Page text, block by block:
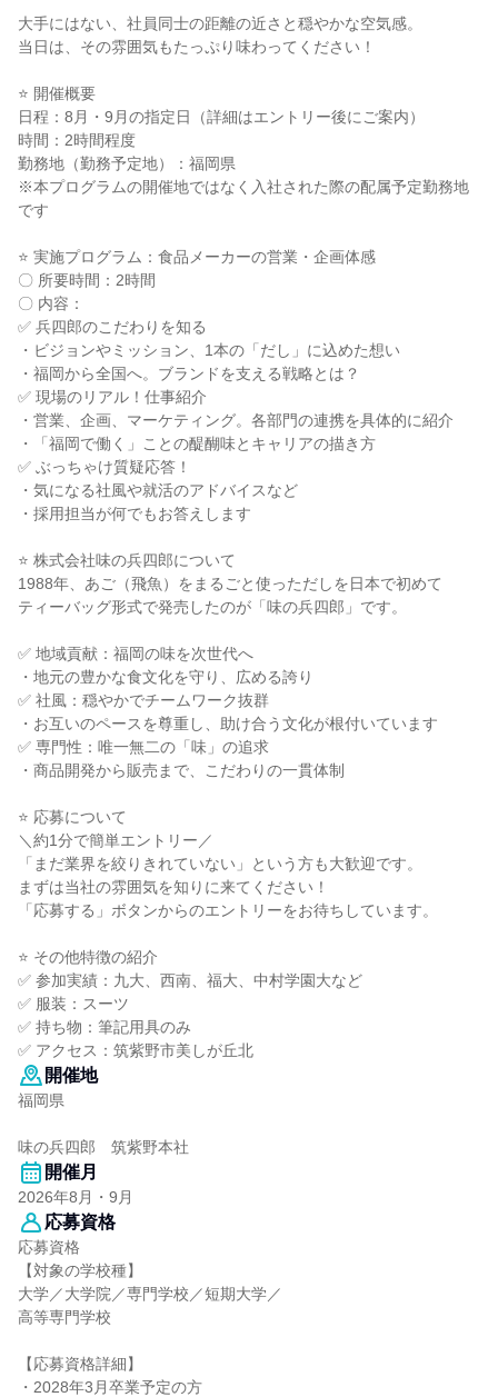
大手にはない、社員同士の距離の近さと穏やかな空気感。
当日は、その雰囲気もたっぷり味わってください！
⭐ 開催概要
日程：8月・9月の指定日（詳細はエントリー後にご案内）
時間：2時間程度
勤務地（勤務予定地）：福岡県
※本プログラムの開催地ではなく入社された際の配属予定勤務地
です
⭐ 実施プログラム：食品メーカーの営業・企画体感
〇 所要時間：2時間
〇 内容：
✅ 兵四郎のこだわりを知る
・ビジョンやミッション、1本の「だし」に込めた想い
・福岡から全国へ。ブランドを支える戦略とは？
✅ 現場のリアル！仕事紹介
・営業、企画、マーケティング。各部門の連携を具体的に紹介
・「福岡で働く」ことの醍醐味とキャリアの描き方
✅ ぶっちゃけ質疑応答！
・気になる社風や就活のアドバイスなど
・採用担当が何でもお答えします
⭐ 株式会社味の兵四郎について
1988年、あご（飛魚）をまるごと使っただしを日本で初めて
ティーバッグ形式で発売したのが「味の兵四郎」です。
✅ 地域貢献：福岡の味を次世代へ
・地元の豊かな食文化を守り、広める誇り
✅ 社風：穏やかでチームワーク抜群
・お互いのペースを尊重し、助け合う文化が根付いています
✅ 専門性：唯一無二の「味」の追求
・商品開発から販売まで、こだわりの一貫体制
⭐ 応募について
＼約1分で簡単エントリー／
「まだ業界を絞りきれていない」という方も大歓迎です。
まずは当社の雰囲気を知りに来てください！
「応募する」ボタンからのエントリーをお待ちしています。
⭐ その他特徴の紹介
✅ 参加実績：九大、西南、福大、中村学園大など
✅ 服装：スーツ
✅ 持ち物：筆記用具のみ
✅ アクセス：筑紫野市美しが丘北
開催地
福岡県
味の兵四郎 筑紫野本社
開催月
2026年8月・9月
応募資格
応募資格
【対象の学校種】
大学／大学院／専門学校／短期大学／
高等専門学校
【応募資格詳細】
・2028年3月卒業予定の方